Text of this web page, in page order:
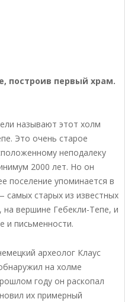
построив первый храм.
называют этот холм
Это очень старое
неподалеку
2000 лет. Но он
поселение упоминается в
самых старых из известных
на вершине Гебекли-Тепе, и
и письменности.
археолог Клаус
на холме
году он раскопал
их примерный